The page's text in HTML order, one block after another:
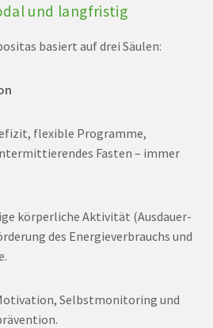
und langfristig
basiert auf drei Säulen:
flexible Programme,
Fasten – immer
körperliche Aktivität (Ausdauer-
des Energieverbrauchs und
Selbstmonitoring und